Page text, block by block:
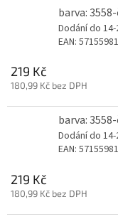
barva:
Dodání do
EAN:
219 Kč
180,99 Kč bez DPH
barva:
Dodání do
EAN:
219 Kč
180,99 Kč bez DPH